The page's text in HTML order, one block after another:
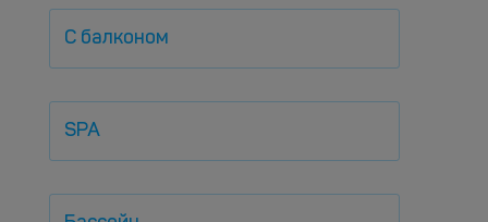
С балконом
SPA